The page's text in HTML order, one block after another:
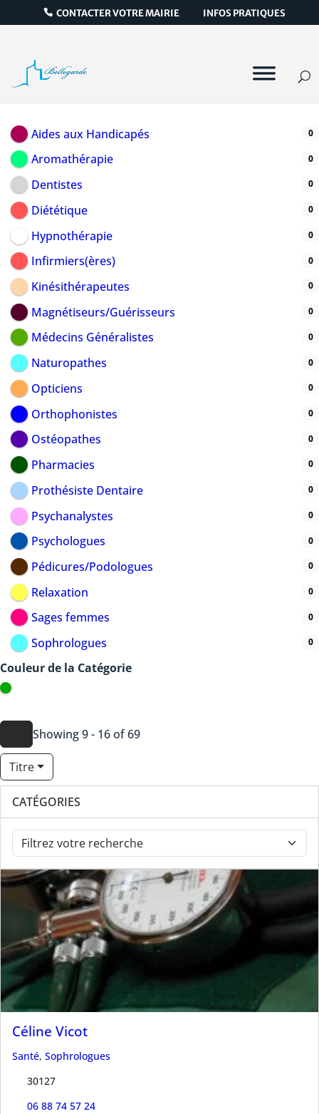
CONTACTER VOTRE MAIRIE INFOS PRATIQUES
Aides aux Handicapés 0
Aromathérapie 0
Dentistes 0
Diététique 0
Hypnothérapie 0
Infirmiers(ères) 0
Kinésithérapeutes 0
Magnétiseurs/Guérisseurs 0
Médecins Généralistes 0
Naturopathes 0
Opticiens 0
Orthophonistes 0
Ostéopathes 0
Pharmacies 0
Prothésiste Dentaire 0
Psychanalystes 0
Psychologues 0
Pédicures/Podologues 0
Relaxation 0
Sages femmes 0
Sophrologues 0
Couleur de la Catégorie
Showing 9 - 16 of 69
Titre
CATÉGORIES
Céline Vicot
Santé, Sophrologues
30127
06 88 74 57 24